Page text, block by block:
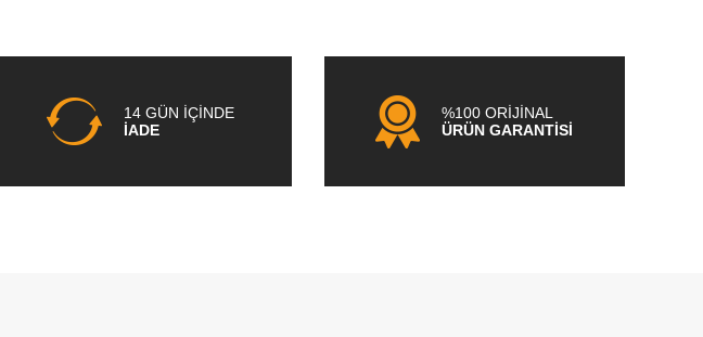
14 GÜN İÇİNDE
İADE
%100 ORİJİNAL
ÜRÜN GARANTİSİ